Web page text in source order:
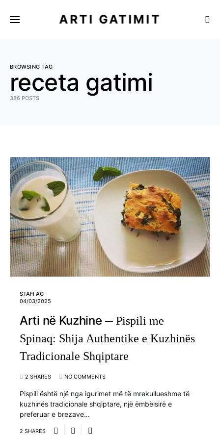
ARTI GATIMIT
BROWSING TAG
receta gatimi
386 POSTS
STAFI AG
04/03/2025
Arti në Kuzhine
Pispili me
Spinaq: Shija Authentike e Kuzhinës
Tradicionale Shqiptare
2 SHARES NO COMMENTS
Pispili është një nga igurimet më të mrekullueshme të
kuzhinës tradicionale shqiptare, një ëmbëlsirë e
preferuar e brezave…
2 SHARES